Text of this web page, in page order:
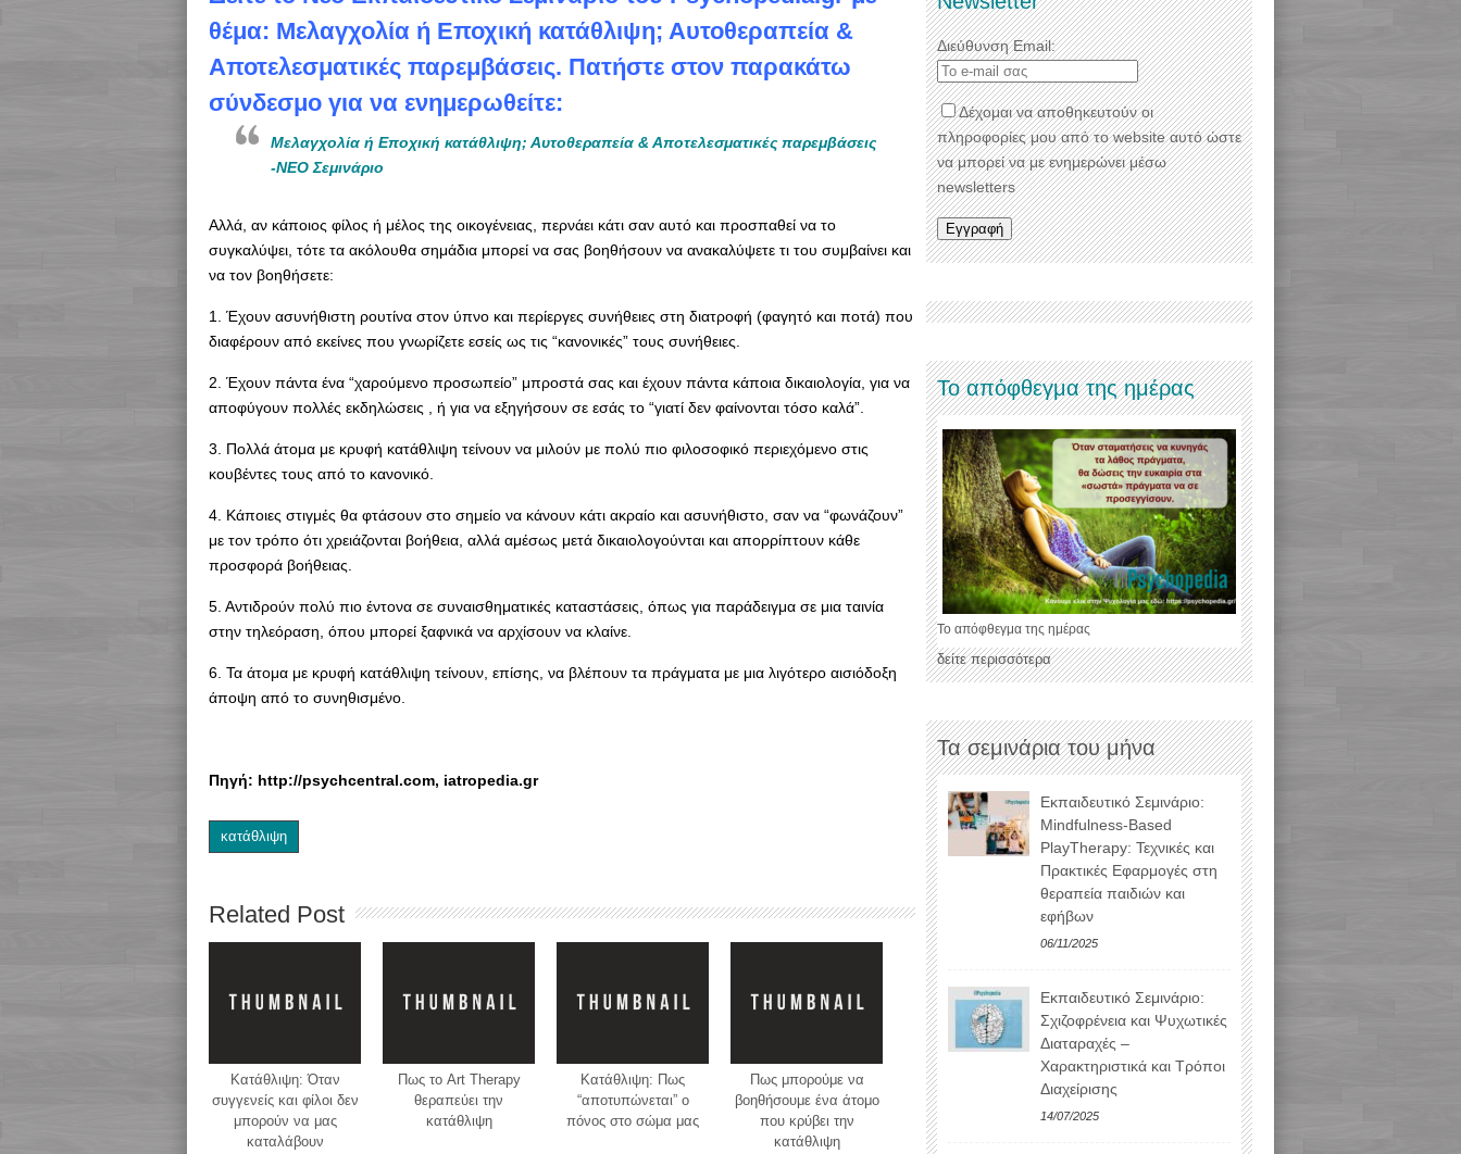
θέμα: Μελαγχολία ή Εποχική κατάθλιψη; Αυτοθεραπεία &
Αποτελεσματικές παρεμβάσεις. Πατήστε στον παρακάτω
σύνδεσμο για να ενημερωθείτε:
Μελαγχολία ή Εποχική κατάθλιψη; Αυτοθεραπεία & Αποτελεσματικές παρεμβάσεις
-ΝΕΟ Σεμινάριο
Αλλά, αν κάποιος φίλος ή μέλος της οικογένειας, περνάει κάτι σαν αυτό και προσπαθεί να το
συγκαλύψει, τότε τα ακόλουθα σημάδια μπορεί να σας βοηθήσουν να ανακαλύψετε τι του συμβαίνει και
να τον βοηθήσετε:
1. Έχουν ασυνήθιστη ρουτίνα στον ύπνο και περίεργες συνήθειες στη διατροφή (φαγητό και ποτά) που
διαφέρουν από εκείνες που γνωρίζετε εσείς ως τις “κανονικές” τους συνήθειες.
2. Έχουν πάντα ένα “χαρούμενο προσωπείο” μπροστά σας και έχουν πάντα κάποια δικαιολογία, για να
αποφύγουν πολλές εκδηλώσεις , ή για να εξηγήσουν σε εσάς το “γιατί δεν φαίνονται τόσο καλά”.
3. Πολλά άτομα με κρυφή κατάθλιψη τείνουν να μιλούν με πολύ πιο φιλοσοφικό περιεχόμενο στις
κουβέντες τους από το κανονικό.
4. Κάποιες στιγμές θα φτάσουν στο σημείο να κάνουν κάτι ακραίο και ασυνήθιστο, σαν να “φωνάζουν”
με τον τρόπο ότι χρειάζονται βοήθεια, αλλά αμέσως μετά δικαιολογούνται και απορρίπτουν κάθε
προσφορά βοήθειας.
5. Αντιδρούν πολύ πιο έντονα σε συναισθηματικές καταστάσεις, όπως για παράδειγμα σε μια ταινία
στην τηλεόραση, όπου μπορεί ξαφνικά να αρχίσουν να κλαίνε.
6. Τα άτομα με κρυφή κατάθλιψη τείνουν, επίσης, να βλέπουν τα πράγματα με μια λιγότερο αισιόδοξη
άποψη από το συνηθισμένο.
Πηγή: http://psychcentral.com, iatropedia.gr
κατάθλιψη
Related Post
Κατάθλιψη: Όταν
συγγενείς και φίλοι δεν
μπορούν να μας
καταλάβουν
Πως το Art Therapy
θεραπεύει την
κατάθλιψη
Κατάθλιψη: Πως
“αποτυπώνεται” ο
πόνος στο σώμα μας
Πως μπορούμε να
βοηθήσουμε ένα άτομο
που κρύβει την
κατάθλιψη
Διεύθυνση Email:
Δέχομαι να αποθηκευτούν οι
πληροφορίες μου από το website αυτό ώστε
να μπορεί να με ενημερώνει μέσω
newsletters
Το απόφθεγμα της ημέρας
Το απόφθεγμα της ημέρας
δείτε περισσότερα
Τα σεμινάρια του μήνα
Εκπαιδευτικό Σεμινάριο:
Mindfulness-Based
PlayTherapy: Τεχνικές και
Πρακτικές Εφαρμογές στη
θεραπεία παιδιών και
εφήβων
06/11/2025
Εκπαιδευτικό Σεμινάριο:
Σχιζοφρένεια και Ψυχωτικές
Διαταραχές –
Χαρακτηριστικά και Τρόποι
Διαχείρισης
14/07/2025